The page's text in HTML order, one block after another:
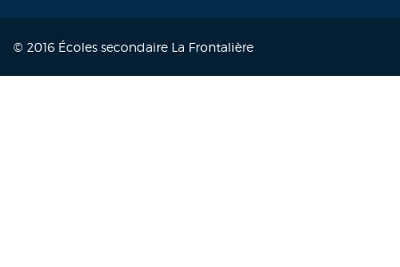
© 2016 Écoles secondaire La Frontalière